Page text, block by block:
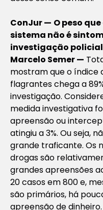
ConJur — O peso
sistema não é
investigação
Marcelo Semer —
mostram que o índice
flagrantes chega a
investigação.
medida investigativa
apreensão ou
atingiu a 3%. Ou seja,
grande traficante. Os
drogas são
grandes apreensões
20 casos em 800 e,
são primários, há
apreensão de